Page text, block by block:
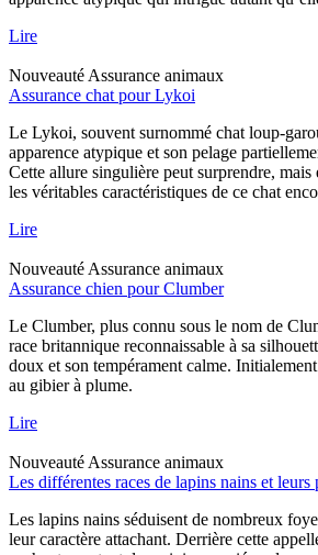
Lire
Nouveauté Assurance animaux
Assurance chat pour Lykoi
Le Lykoi, souvent surnommé chat loup-
apparence atypique et son pelage
Cette allure singulière peut surprendre, mais
les véritables caractéristiques de ce chat
Lire
Nouveauté Assurance animaux
Assurance chien pour Clumber
Le Clumber, plus connu sous le nom de
race britannique reconnaissable à sa
doux et son tempérament calme.
au gibier à plume.
Lire
Nouveauté Assurance animaux
Les différentes races de lapins nains et leurs
Les lapins nains séduisent de nombreux
leur caractère attachant. Derrière cette